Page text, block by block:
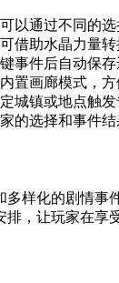
以通过不同的
借助水晶力量
事件后自动保
置画廊模式，
城镇或地点触
的选择和事件
多样化的剧情事
，让玩家在享